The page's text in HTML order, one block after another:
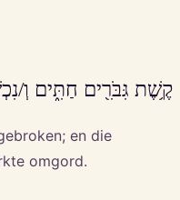
קֶ֥שֶׁת גִּבֹּרִ֖ים חַתִּ֑ים וְ/
en die
omgord.